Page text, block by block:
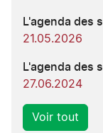
L'agenda des
21.05.2026
L'agenda des
27.06.2024
Voir tout